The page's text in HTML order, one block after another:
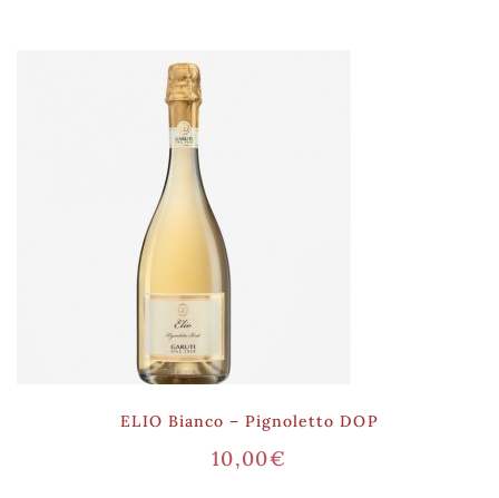
ELIO Bianco – Pignoletto DOP
10,00€